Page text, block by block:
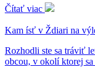
Čítať viac
Kam ísť v Ždiari na
Rozhodli ste sa tráviť
obcou, v okolí ktorej